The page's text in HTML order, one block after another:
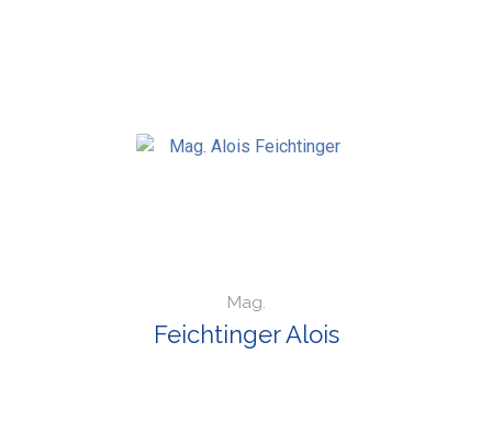
Mag.
Feichtinger Alois